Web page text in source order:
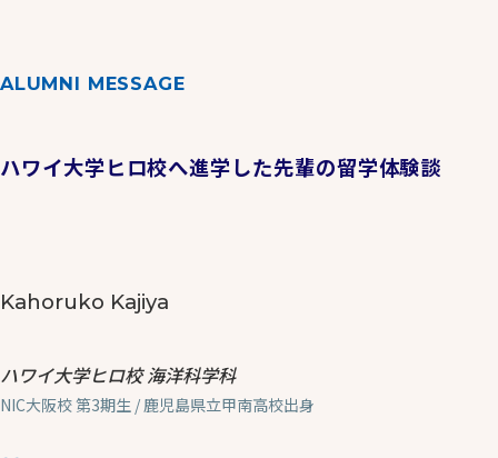
ALUMNI MESSAGE
ハワイ大学ヒロ校へ進学した先輩の留学体験談
Kahoruko Kajiya
ハワイ大学ヒロ校 海洋科学科
NIC大阪校 第3期生 / 鹿児島県立甲南高校出身